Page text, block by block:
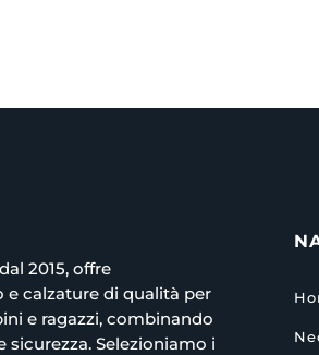
2015, offre
e calzature di qualità per
e ragazzi, combinando
sicurezza. Selezioniamo i